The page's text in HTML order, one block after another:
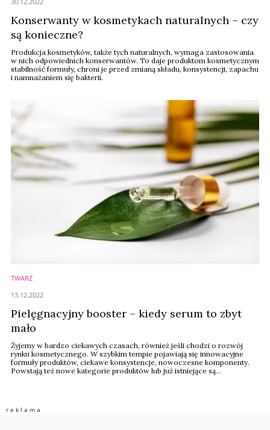
Konserwanty w kosmetykach naturalnych – czy
są konieczne?
Produkcja kosmetyków, także tych naturalnych, wymaga zastosowania
w nich odpowiednich konserwantów. To daje produktom kosmetycznym
stabilność formuły, chroni je przed zmianą składu, konsystencji, zapachu
i namnażaniem się bakterii.
TWARZ
Pielęgnacyjny booster – kiedy serum to zbyt
mało
Żyjemy w bardzo ciekawych czasach, również jeśli chodzi o rozwój
rynku kosmetycznego. W szybkim tempie pojawiają się innowacyjne
formuły produktów, ciekawe konsystencje, nowoczesne komponenty.
Powstają też nowe kategorie produktów lub już istniejące są
13.12.2022